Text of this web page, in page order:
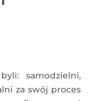
samodzielni,
za swój proces